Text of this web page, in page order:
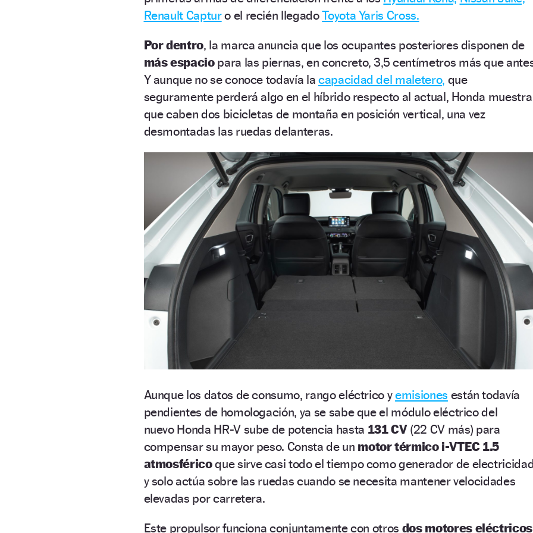
Renault Capturo el recién llegadoToyota Yaris Cross.
Por dentro, la marca anuncia que los ocupantes posteriores disponen de
más espaciopara las piernas, en concreto, 3,5 centímetros más que
Y aunque no se conoce todavía la capacidad del maletero, que
seguramente perderá algo en el híbrido respecto al actual, Honda muestra
que caben dos bicicletas de montaña en posición vertical, una vez
desmontadas las ruedas delanteras.
Aunque los datos de consumo, rango eléctrico yemisiones están todavía
pendientes de homologación, ya se sabe que el módulo eléctrico del
nuevo Honda HR-V sube de potencia hasta 131 CV(22 CV más) para
compensar su mayor peso. Consta de un motor térmico i-VTEC 1.5
atmosféricoque sirve casi todo el tiempo como generador de
y solo actúa sobre las ruedas cuando se necesita mantener velocidades
elevadas por carretera.
Este propulsor funciona conjuntamente con otros dos motores eléctricos